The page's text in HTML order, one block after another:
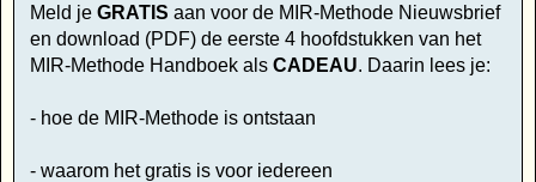
Meld je GRATIS aan voor de MIR-Methode Nieuwsbrief
en download (PDF) de eerste 4 hoofdstukken van het
MIR-Methode Handboek als CADEAU. Daarin lees je:
- hoe de MIR-Methode is ontstaan
- waarom het gratis is voor iedereen